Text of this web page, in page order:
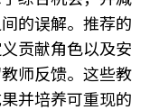
的误解。推荐的
贡献角色以及安
师反馈。这些教
并培养可重现的